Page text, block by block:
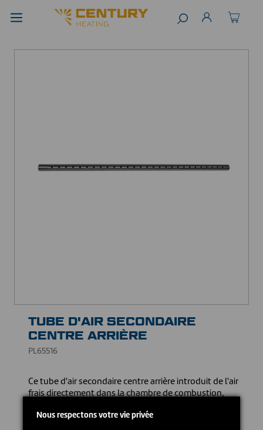
TUBE D'AIR SECONDAIRE
CENTRE ARRIÈRE
PL65516
Ce tube d'air secondaire centre arrière introduit de l'air
frais directement dans la chambre de combustion,
gaz et des particules de bois. Cela assure également
Nous respectons votre vie privée